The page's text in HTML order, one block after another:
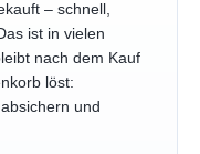
– schnell,
ist in vielen
nach dem Kauf
löst:
und